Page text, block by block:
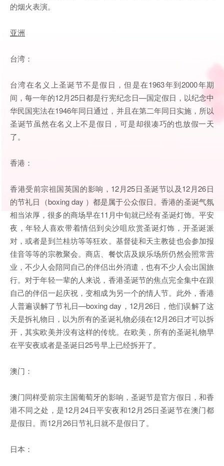
的烟火表演。
亚洲
台湾：
台湾在名义上圣诞节不是假日，但是在1963年到2000年期
间，每一年的12月25日都是行宪纪念日—国定假日，以纪念中
华民国宪法在1946年同日通过，并且在第二年同日实施，所以
圣诞节虽然在名义上不是假日，可是却很凑巧的也放假一天
了。
香港：
香港受前宗祖国英国的影响，12月25日圣诞节以及12月26日
的节礼日（boxing day ）都是属于公众假日。香港的圣诞气氛
相当浓厚，很多的商场早在11月中旬就已经有圣诞灯饰。平安
夜，年轻人喜欢带着情侣到尖沙咀欣赏圣诞灯饰，开圣诞派
对，或者是到兰桂坊等等狂欢。基督徒和天主教徒也会参加报
佳音等等的宗教聚会。商店、餐饮店及娱乐场所仍然会照常营
业，不少人会陪同自己的伴侣出外消遣，也有不少人会出国旅
行。对于年轻一辈的人来说，香港圣诞节的焦点完全集中在跟
自己的伴侣一起庆祝，变相成为另一个的情人节。此外，香港
人普遍误解了节礼日—boxing day，12月26日，他们误解了这
天是拆礼物日，以为所有的圣诞礼物必须在12月26日才可以拆
开，其实欧美并没有这样的传统。在欧美，所有的圣诞礼物早
在平安夜或者是圣诞日25号早上已经拆开了。
澳门：
澳门同样受前宗主国葡萄牙的影响，圣诞节是官方假日，和香
港不同之处，是12月24日平安夜和12月25日圣诞节在澳门都
是假日。而12月26日节礼日就不是假日了。
日本：